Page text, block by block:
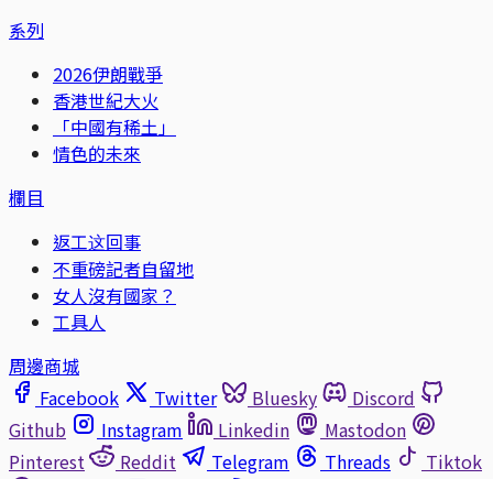
系列
2026伊朗戰爭
香港世紀大火
「中國有稀土」
情色的未來
欄目
返工这回事
不重磅記者自留地
女人沒有國家？
工具人
周邊商城
Facebook
Twitter Bluesky
Discord
Github
Instagram Linkedin
Mastodon
Pinterest
Reddit Telegram Threads
Tiktok